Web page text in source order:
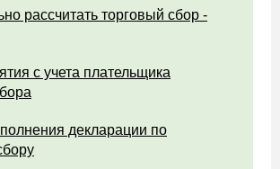
рассчитать торговый сбор -
с учета плательщика
декларации по